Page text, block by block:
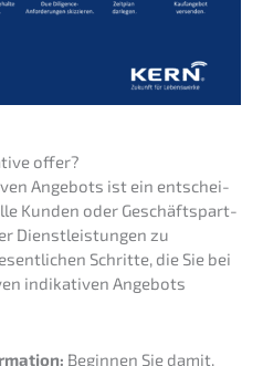
offer?
Angebots ist ein entschei­
Kunden oder Geschäfts­part­
Dienst­leis­tun­gen zu
Schrit­te, die Sie bei
indika­ti­ven Angebots
Begin­nen Sie damit,